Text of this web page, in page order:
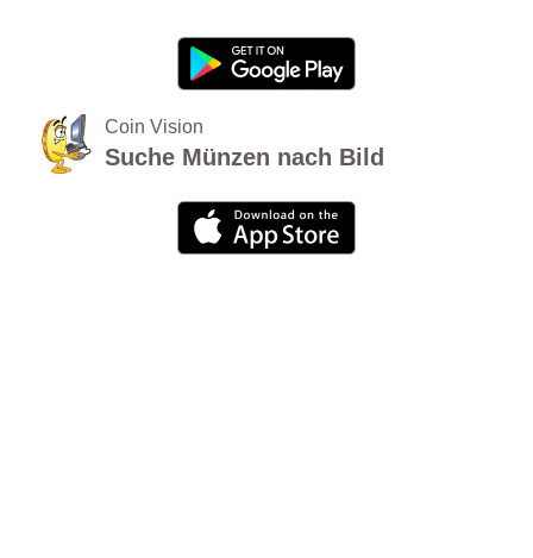
Coin Vision
Suche Münzen nach Bild